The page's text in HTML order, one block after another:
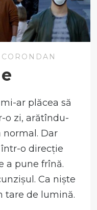
ar plăcea să
o zi, arătîndu-
Dar
o direcție
a pune frînă.
Ca niște
tare de lumină.